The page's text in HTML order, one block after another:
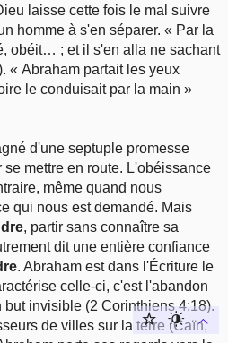
laisse cette fois le mal suivre
homme à s'en séparer. « Par la
obéit… ; et il s'en alla ne sachant
« Abraham partait les yeux
le conduisait par la main »
d'une septuple promesse
se mettre en route. L'obéissance
même quand nous
qui nous est demandé. Mais
, partir sans connaître sa
dit une entière confiance
. Abraham est dans l'Écriture le
celle-ci, c'est l'abandon
invisible (2 Corinthiens 4:18).
de villes sur la terre (Caïn,